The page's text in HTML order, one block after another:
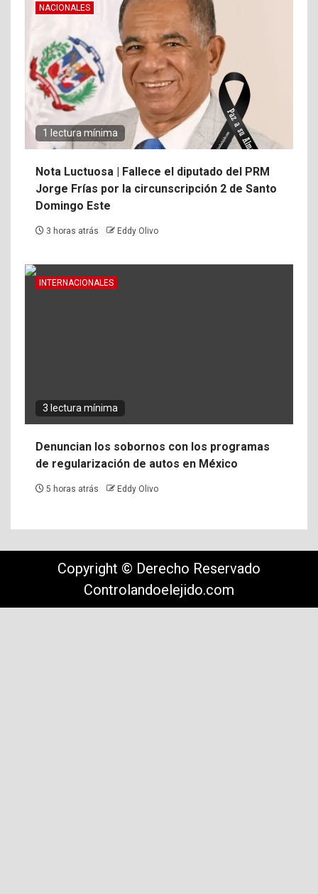
NACIONALES
1 lectura mínima
Nota Luctuosa | Fallece el diputado del PRM
Jorge Frías por la circunscripción 2 de Santo
Domingo Este
3 horas atrás Eddy Olivo
INTERNACIONALES
3 lectura mínima
Denuncian los sobornos con los programas
de regularización de autos en México
5 horas atrás Eddy Olivo
Copyright © Derecho Reservado
Controlandoelejido.com